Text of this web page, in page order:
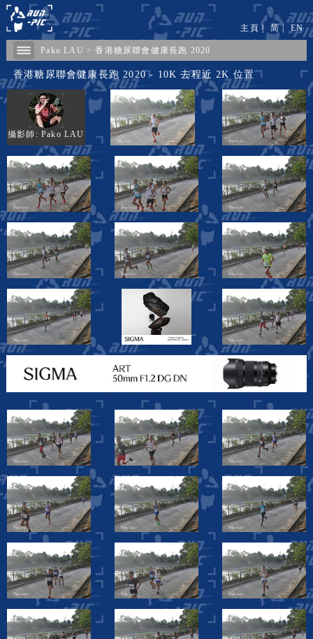
Pako LAU >香港糖尿聯會健康長跑 2020
主頁 | 简| EN
香港糖尿聯會健康長跑 2020 - 10K 去程近 2K 位置
攝影師: Pako LAU